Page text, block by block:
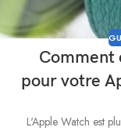
pour votre
L'Apple Watch est